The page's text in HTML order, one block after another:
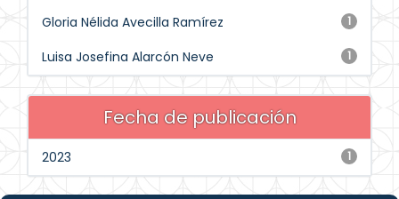
1
Gloria Nélida Avecilla Ramírez
1
Luisa Josefina Alarcón Neve
Fecha de publicación
1
2023